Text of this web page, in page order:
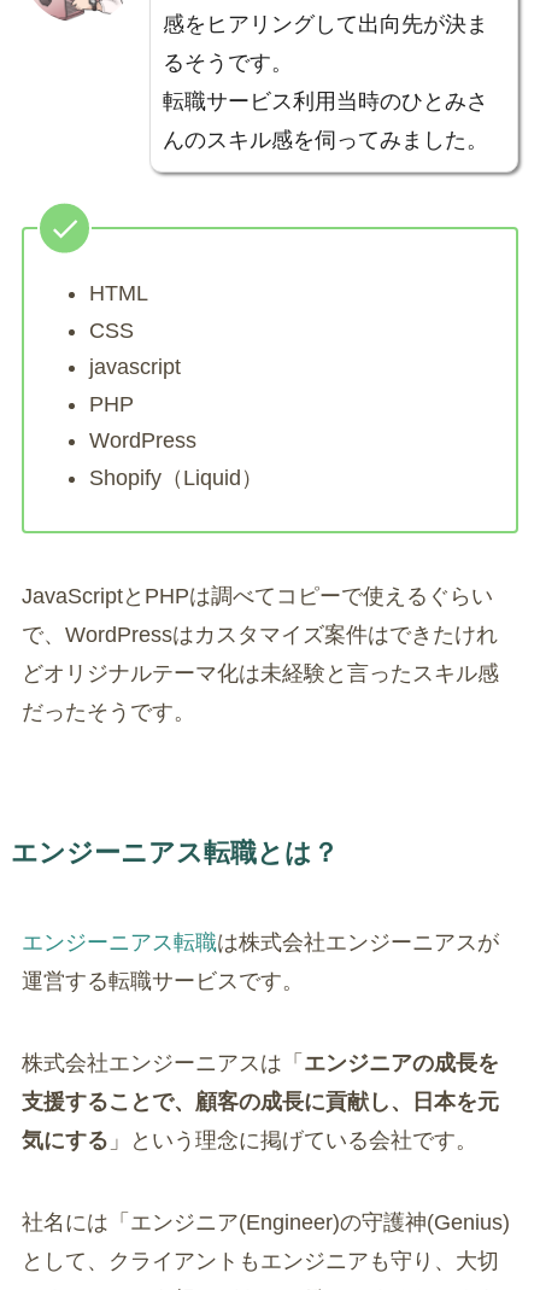
感をヒアリングして出向先が決ま
るそうです。
転職サービス利用当時のひとみさ
んのスキル感を伺ってみました。
HTML
CSS
javascript
PHP
WordPress
Shopify（Liquid）
JavaScriptとPHPは調べてコピーで使えるぐらい
で、WordPressはカスタマイズ案件はできたけれ
どオリジナルテーマ化は未経験と言ったスキル感
だったそうです。
エンジーニアス転職とは？
エンジーニアス転職は株式会社エンジーニアスが
運営する転職サービスです。
株式会社エンジーニアスは「 エンジニアの成長を
支援することで、顧客の成長に貢献し、日本を元
気にする 」という理念に掲げている会社です。
社名には「エンジニア(Engineer)の守護神(Genius)
として、クライアントもエンジニアも守り、大切